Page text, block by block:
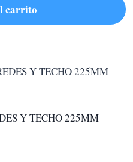
carrito
Y TECHO 225MM